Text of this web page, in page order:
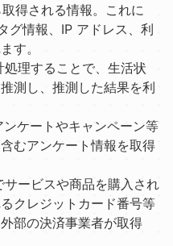
される情報。これに
グ情報、IP アドレス、利
す。
理することで、生活状
測し、推測した結果を利
ケートやキャンペーン等
むアンケート情報を取得
ービスや商品を購入され
クレジットカード番号等
部の決済事業者が取得